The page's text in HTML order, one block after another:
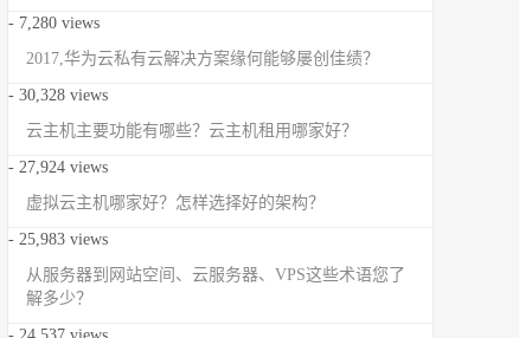
- 7,280 views
2017,华为云私有云解决方案缘何能够屡创佳绩？
- 30,328 views
云主机主要功能有哪些？云主机租用哪家好？
- 27,924 views
虚拟云主机哪家好？怎样选择好的架构？
- 25,983 views
从服务器到网站空间、云服务器、VPS这些术语您了
解多少？